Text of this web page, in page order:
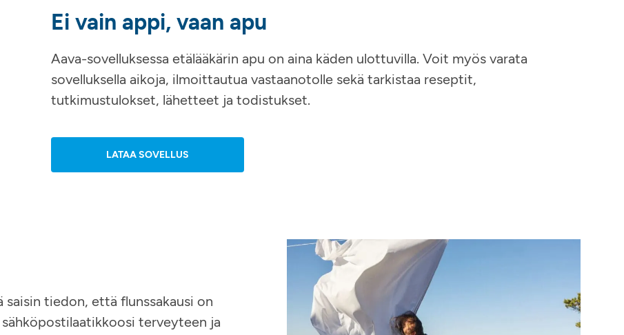
Ei vain appi, vaan apu
Aava-sovelluksessa etälääkärin apu on aina käden ulottuvilla. Voit myös varata
sovelluksella aikoja, ilmoittautua vastaanotolle sekä tarkistaa reseptit,
tutkimustulokset, lähetteet ja todistukset.
LATAA SOVELLUS
tiedon, että flunssakausi on
sähköpostilaatikkoosi terveyteen ja